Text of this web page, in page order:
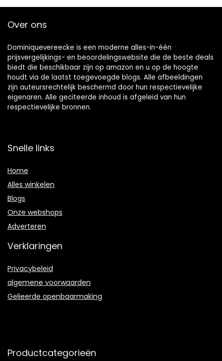
Over ons
Dominiquevereecke is een moderne alles-in-één
prijsvergelijkings- en beoordelingswebsite die de beste deals
biedt die beschikbaar zijn op amazon en u op de hoogte
houdt via de laatst toegevoegde blogs. Alle afbeeldingen
zijn auteursrechtelijk beschermd door hun respectievelijke
eigenaren. Alle geciteerde inhoud is afgeleid van hun
respectievelijke bronnen.
Snelle links
Home
Alles winkelen
Blogs
Onze webshops
Adverteren
Verklaringen
Privacybeleid
algemene voorwaarden
Gelieerde openbaarmaking
Productcategorieën